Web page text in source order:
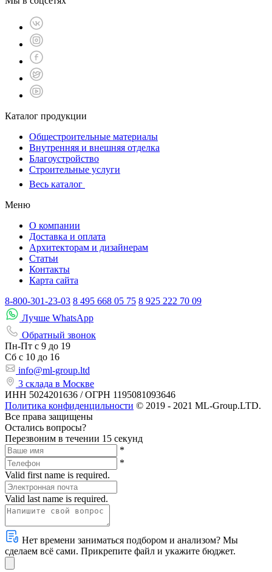
Каталог продукции
Общестроительные материалы
Внутренняя и внешняя отделка
Благоустройство
Строительные услуги
Весь каталог
Меню
О компании
Доставка и оплата
Архитекторам и дизайнерам
Статьи
Контакты
Карта сайта
8-800-301-23-03 8 495 668 05 75 8 925 222 70 09
Лучше WhatsApp
Обратный звонок
Пн-Пт с 9 до 19
Сб с 10 до 16
info@ml-group.ltd
3 склада в Москве
ИНН 5024201636 / ОГРН 1195081093646
Политика конфиденцильности © 2019 - 2021 ML-Group.LTD.
Все права защищены
Остались вопросы?
Перезвоним в течении 15 секунд
*
*
Valid first name is required.
Valid last name is required.
Нет времени заниматься подбором и анализом? Мы
сделаем всё сами. Прикрепите файл и укажите бюджет.